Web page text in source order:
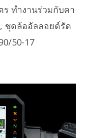
ร ทำงานร่วมกับคา
ชุดล้ออัลลอยด์รัด
50-17